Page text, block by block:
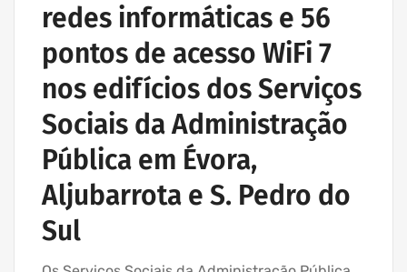
redes informáticas e 56
pontos de acesso WiFi 7
nos edifícios dos Serviços
Sociais da Administração
Pública em Évora,
Aljubarrota e S. Pedro do
Sul